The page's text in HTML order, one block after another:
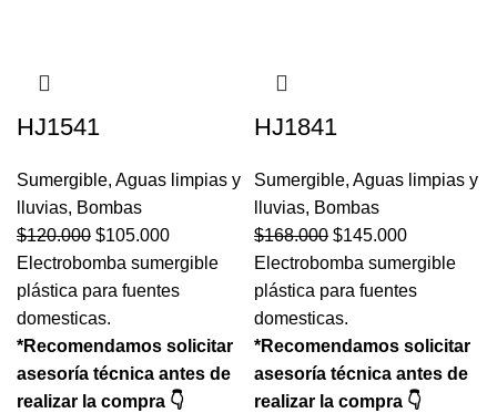
HJ1541
Sumergible, Aguas limpias y
lluvias, Bombas
$120.000 $105.000
Electrobomba sumergible
plástica para fuentes
domesticas.
*Recomendamos solicitar
asesoría técnica antes de
realizar la compra 👇
HJ1841
Sumergible, Aguas limpias y
lluvias, Bombas
$168.000 $145.000
Electrobomba sumergible
plástica para fuentes
domesticas.
*Recomendamos solicitar
asesoría técnica antes de
realizar la compra 👇